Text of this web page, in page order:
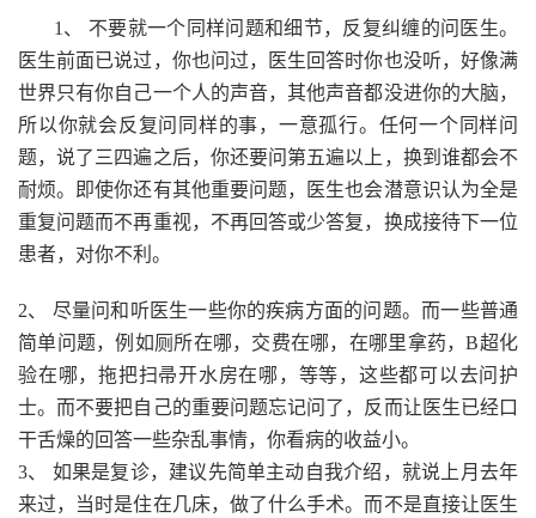
1、 不要就一个同样问题和细节，反复纠缠的问医生。
医生前面已说过，你也问过，医生回答时你也没听，好像满
世界只有你自己一个人的声音，其他声音都没进你的大脑，
所以你就会反复问同样的事，一意孤行。任何一个同样问
题，说了三四遍之后，你还要问第五遍以上，换到谁都会不
耐烦。即使你还有其他重要问题，医生也会潜意识认为全是
重复问题而不再重视，不再回答或少答复，换成接待下一位
患者，对你不利。
2、 尽量问和听医生一些你的疾病方面的问题。而一些普通
简单问题，例如厕所在哪，交费在哪，在哪里拿药，B超化
验在哪，拖把扫帚开水房在哪，等等，这些都可以去问护
士。而不要把自己的重要问题忘记问了，反而让医生已经口
干舌燥的回答一些杂乱事情，你看病的收益小。
3、 如果是复诊，建议先简单主动自我介绍，就说上月去年
来过，当时是住在几床，做了什么手术。而不是直接让医生